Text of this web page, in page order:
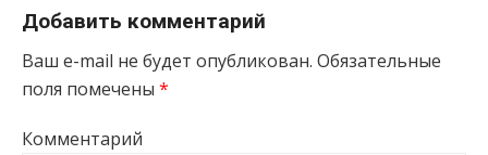
Добавить комментарий
Ваш e-mail не будет опубликован. Обязательные
поля помечены *
Комментарий